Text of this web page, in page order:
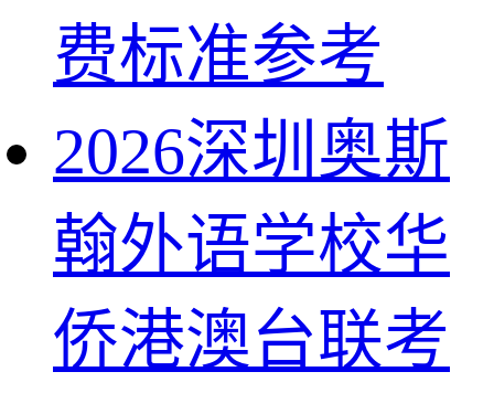
费标准参考
2026深圳奥斯
翰外语学校华
侨港澳台联考